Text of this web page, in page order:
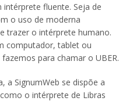
fluente. Seja de
o uso de moderna
trazer o intérprete humano.
computador, tablet ou
para chamar o UBER.
a SignumWeb se dispõe a
o intérprete de Libras